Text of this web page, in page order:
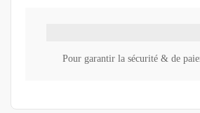
Pour garantir la sécurité & de